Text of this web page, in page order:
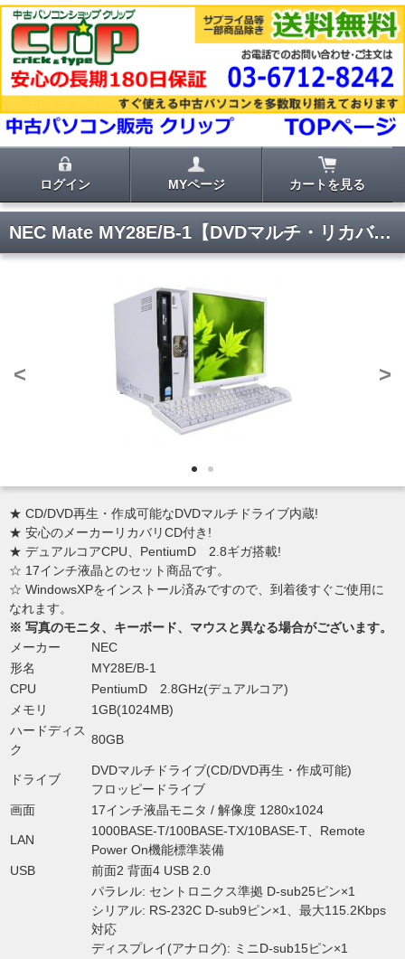
ログイン MYページ カートを見る
NEC Mate MY28E/B-1【DVDマルチ・リカバリ付き・17インチ液晶セット】
< >
★ CD/DVD再生・作成可能なDVDマルチドライブ内蔵!
★ 安心のメーカーリカバリCD付き!
★ デュアルコアCPU、PentiumD 2.8ギガ搭載!
☆ 17インチ液晶とのセット商品です。
☆ WindowsXPをインストール済みですので、到着後すぐご使用に
なれます。
※ 写真のモニタ、キーボード、マウスと異なる場合がございます。
メーカー
NEC
形名
MY28E/B-1
CPU
PentiumD 2.8GHz(デュアルコア)
メモリ
1GB(1024MB)
ハードディス
ク
80GB
ドライブ
DVDマルチドライブ(CD/DVD再生・作成可能)
フロッピードライブ
画面
17インチ液晶モニタ / 解像度 1280x1024
LAN
1000BASE-T/100BASE-TX/10BASE-T、Remote
Power On機能標準装備
USB
前面2 背面4 USB 2.0
パラレル: セントロニクス準拠 D-sub25ピン×1
シリアル: RS-232C D-sub9ピン×1、最大115.2Kbps
対応
ディスプレイ(アナログ): ミニD-sub15ピン×1